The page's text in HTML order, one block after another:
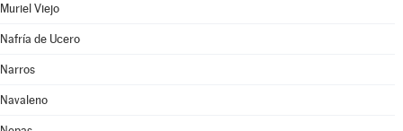
Muriel Viejo
Nafría de Ucero
Narros
Navaleno